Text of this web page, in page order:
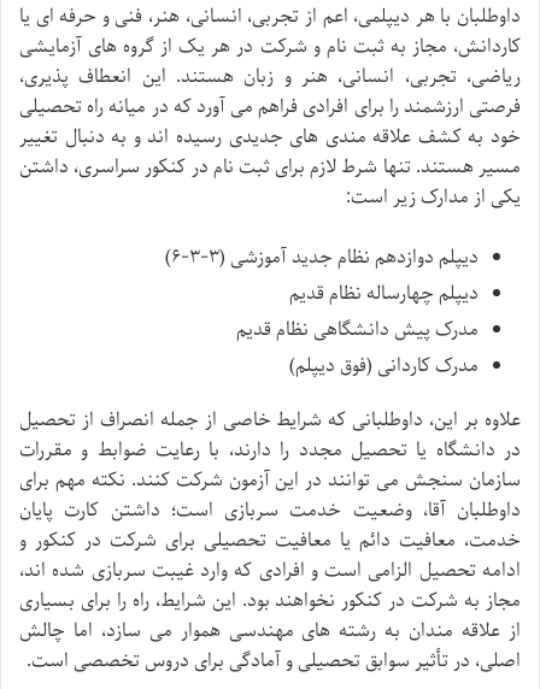
داوطلبان با هر دیپلمی، اعم از تجربی، انسانی، هنر، فنی و حرفه ای یا
کاردانش، مجاز به ثبت نام و شرکت در هر یک از گروه های آزمایشی
ریاضی، تجربی، انسانی، هنر و زبان هستند. این انعطاف پذیری،
فرصتی ارزشمند را برای افرادی فراهم می آورد که در میانه راه تحصیلی
خود به کشف علاقه مندی های جدیدی رسیده اند و به دنبال تغییر
مسیر هستند. تنها شرط لازم برای ثبت نام در کنکور سراسری، داشتن
یکی از مدارک زیر است:
دیپلم دوازدهم نظام جدید آموزشی (۳-۳-۶)
دیپلم چهارساله نظام قدیم
مدرک پیش دانشگاهی نظام قدیم
مدرک کاردانی (فوق دیپلم)
علاوه بر این، داوطلبانی که شرایط خاصی از جمله انصراف از تحصیل
در دانشگاه یا تحصیل مجدد را دارند، با رعایت ضوابط و مقررات
سازمان سنجش می توانند در این آزمون شرکت کنند. نکته مهم برای
داوطلبان آقا، وضعیت خدمت سربازی است؛ داشتن کارت پایان
خدمت، معافیت دائم یا معافیت تحصیلی برای شرکت در کنکور و
ادامه تحصیل الزامی است و افرادی که وارد غیبت سربازی شده اند،
مجاز به شرکت در کنکور نخواهند بود. این شرایط، راه را برای بسیاری
از علاقه مندان به رشته های مهندسی هموار می سازد، اما چالش
اصلی، در تأثیر سوابق تحصیلی و آمادگی برای دروس تخصصی است.